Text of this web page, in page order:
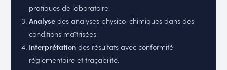
pratiques de laboratoire.
Analysedes analyses physico-chimiques dans des
conditions maîtrisées.
Interprétationdes résultats avec conformité
réglementaire et traçabilité.